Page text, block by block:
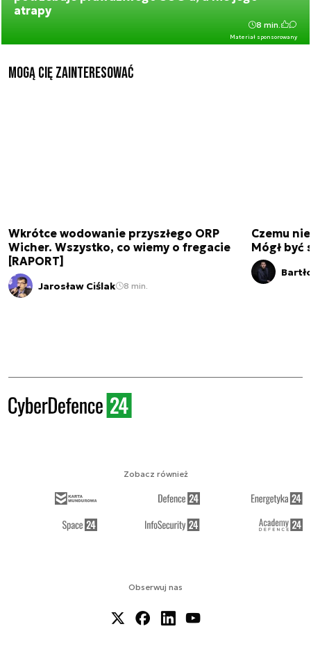
atrapy
Materiał sponsorowany
8 min.
Mogą Cię zainteresować
Wkrótce wodowanie przyszłego ORP
Wicher. Wszystko, co wiemy o fregacie
[RAPORT]
Jarosław Ciślak 8 min.
Czemu
Mógł być
Obserwuj nas
Zobacz również